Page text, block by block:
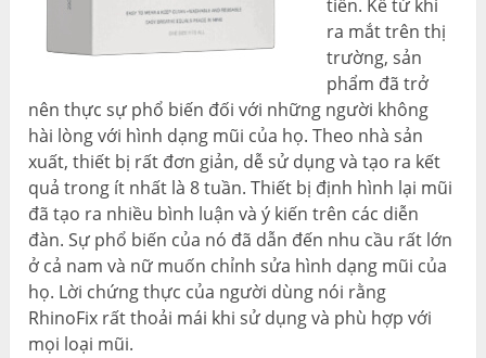
tiền. Kể từ khi
ra mắt trên thị
trường, sản
phẩm đã trở
nên thực sự phổ biến đối với những người không
hài lòng với hình dạng mũi của họ. Theo nhà sản
xuất, thiết bị rất đơn giản, dễ sử dụng và tạo ra kết
quả trong ít nhất là 8 tuần. Thiết bị định hình lại mũi
đã tạo ra nhiều bình luận và ý kiến ​​​​trên các diễn
đàn. Sự phổ biến của nó đã dẫn đến nhu cầu rất lớn
ở cả nam và nữ muốn chỉnh sửa hình dạng mũi của
họ. Lời chứng thực của người dùng nói rằng
RhinoFix rất thoải mái khi sử dụng và phù hợp với
mọi loại mũi.